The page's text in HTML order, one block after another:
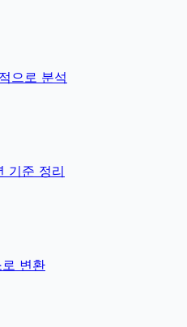
으로 분석
기준 정리
변환